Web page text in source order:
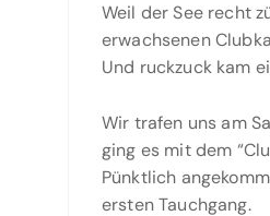
Weil der See recht
erwachsenen
Und ruckzuck kam
Wir trafen uns am
ging es mit dem
Pünktlich
ersten Tauchgang.